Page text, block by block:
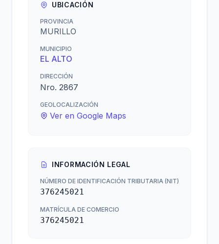
UBICACIÓN
PROVINCIA
MURILLO
MUNICIPIO
EL ALTO
DIRECCIÓN
Nro. 2867
GEOLOCALIZACIÓN
Ver en Google Maps
INFORMACIÓN LEGAL
NÚMERO DE IDENTIFICACIÓN TRIBUTARIA (NIT)
376245021
MATRÍCULA DE COMERCIO
376245021